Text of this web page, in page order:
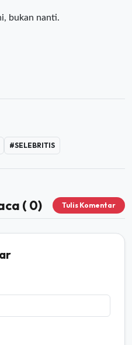
bukan nanti.
#SELEBRITIS
( 0) Tulis Komentar